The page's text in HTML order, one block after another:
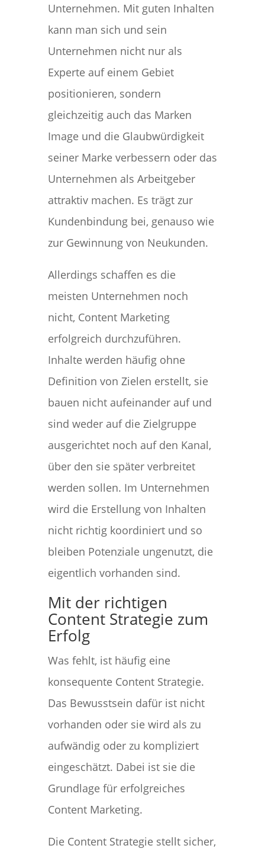
Unternehmen. Mit guten Inhalten
kann man sich und sein
Unternehmen nicht nur als
Experte auf einem Gebiet
positionieren, sondern
gleichzeitig auch das Marken
Image und die Glaubwürdigkeit
seiner Marke verbessern oder das
Unternehmen als Arbeitgeber
attraktiv machen. Es trägt zur
Kundenbindung bei, genauso wie
zur Gewinnung von Neukunden.
Allerdings schaffen es die
meisten Unternehmen noch
nicht, Content Marketing
erfolgreich durchzuführen.
Inhalte werden häufig ohne
Definition von Zielen erstellt, sie
bauen nicht aufeinander auf und
sind weder auf die Zielgruppe
ausgerichtet noch auf den Kanal,
über den sie später verbreitet
werden sollen. Im Unternehmen
wird die Erstellung von Inhalten
nicht richtig koordiniert und so
bleiben Potenziale ungenutzt, die
eigentlich vorhanden sind.
Mit der richtigen
Content Strategie zum
Erfolg
Was fehlt, ist häufig eine
konsequente Content Strategie.
Das Bewusstsein dafür ist nicht
vorhanden oder sie wird als zu
aufwändig oder zu kompliziert
eingeschätzt. Dabei ist sie die
Grundlage für erfolgreiches
Content Marketing.
Die Content Strategie stellt sicher,